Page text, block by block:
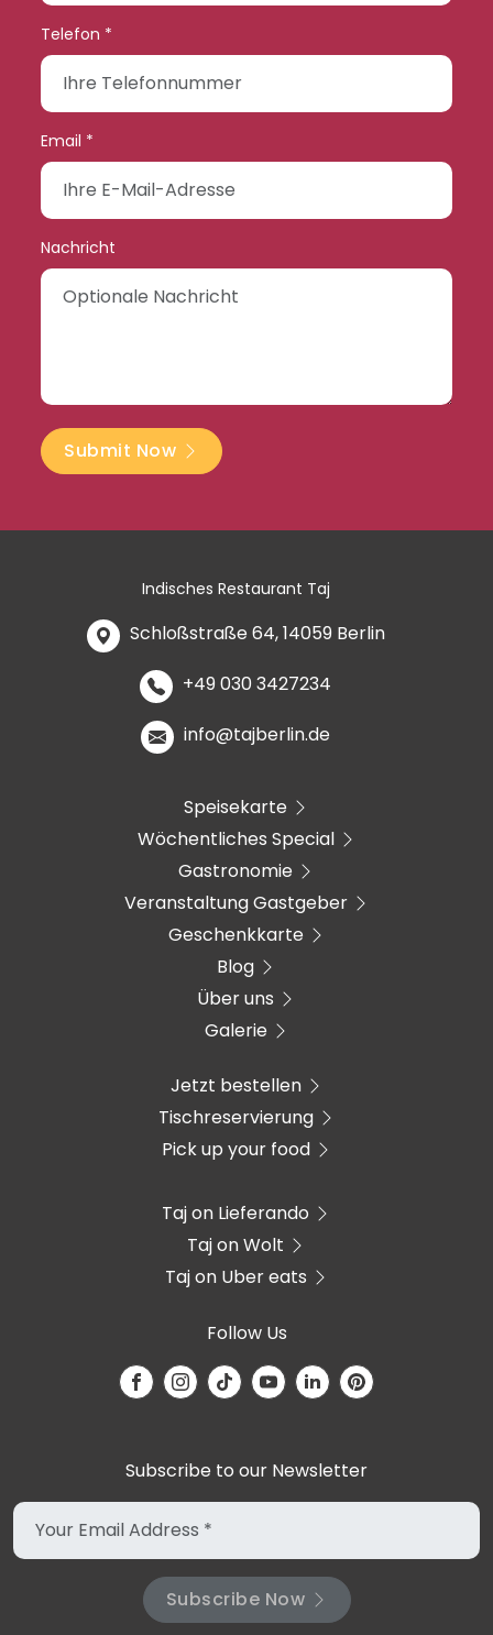
Telefon *
Email *
Nachricht
Submit Now
Indisches Restaurant Taj
Schloßstraße 64, 14059 Berlin
+49 030 3427234
info@tajberlin.de
Speisekarte
Wöchentliches Special
Gastronomie
Veranstaltung Gastgeber
Geschenkkarte
Blog
Über uns
Galerie
Jetzt bestellen
Tischreservierung
Pick up your food
Taj on Lieferando
Taj on Wolt
Taj on Uber eats
Follow Us
Subscribe to our Newsletter
Subscribe Now